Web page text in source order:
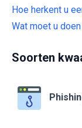
Hoe herkent u
Wat moet u
Soorten